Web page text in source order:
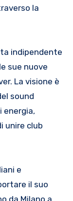
la
indipendente
sue nuove
La visione è
sound
energia,
unire club
e
il suo
da Milano a